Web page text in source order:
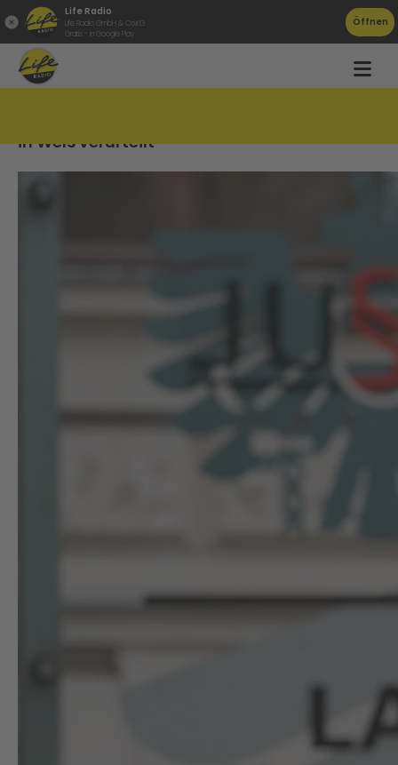
Life Radio
Life Radio GmbH & Co.KG
Gratis - in Google Play
Öffnen
in Wels verurteilt